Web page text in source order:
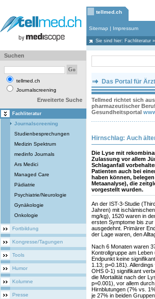
tellmed.ch
Sitemap | Impressum
Sie sind hier: Fachliteratur »
Suchen
tellmed.ch
Journalscreening
Erweiterte Suche
Fachliteratur
Journalscreening
Studienbesprechungen
Medizin Spektrum
medinfo Journals
Ars Medici
Managed Care
Pädiatrie
Psychiatrie/Neurologie
Gynäkologie
Onkologie
Fortbildung
Kongresse/Tagungen
Tools
Humor
Kolumne
Presse
Das Portal für
Tellmed richtet sich
pharmazeutischer
Gesundheitsportal
Hirnschlag: Auch
Die Lyse mit
Zulassung vor allem
Schlaganfall
Patienten auch bei
haben können,
Metaanalyse), die
vorgestellt wurden.
An der IST-3-Studie
Jahren) mit
mg/kg), 1520 waren in
ersten Symptome bis
ausgedehnt. Primärer
der Lage waren, den
Nach 6 Monaten waren
Kontrollgruppe am
Endpunkt keine
1.13; p=0.181).
OHS 0-1) signifikant
die Mortalität nach der
p=0.001), vor allem
Hirnblutungen (7% vs.
je 27% in beiden